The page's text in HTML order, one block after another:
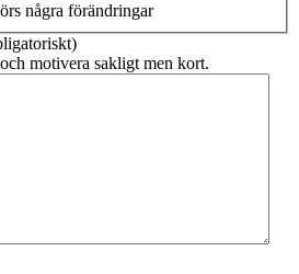
några förändringar
motivera sakligt men kort.